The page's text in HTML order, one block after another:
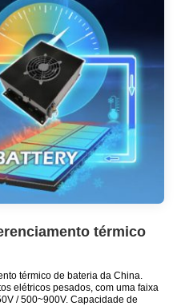
térmico
térmico de bateria da China.
elétricos pesados, com uma faixa
/ 500~900V. Capacidade de